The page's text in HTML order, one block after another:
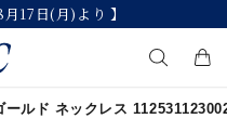
17日(月)より 】
キーワードで検索する
ールド ネックレス